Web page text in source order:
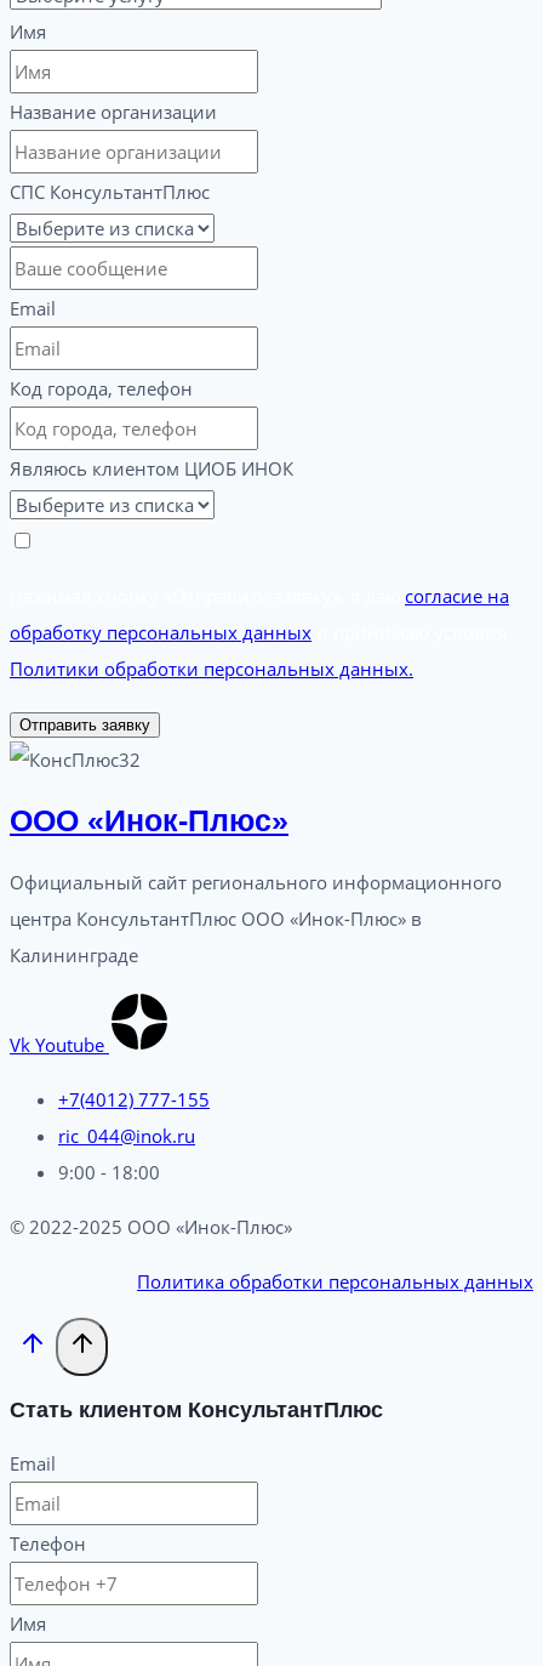
Имя
Название организации
СПС КонсультантПлюс
Email
Код города, телефон
Являюсь клиентом ЦИОБ ИНОК
согласие на
обработку персональных данных
Политики обработки персональных данных.
Отправить заявку
ООО «Инок-Плюс»
Официальный сайт регионального информационного
центра КонсультантПлюс ООО «Инок-Плюс» в
Калининграде
Vk Youtube
+7(4012) 777-155
ric_044@inok.ru
9:00 - 18:00
© 2022-2025 ООО «Инок-Плюс»
Политика обработки персональных данных
Стать клиентом КонсультантПлюс
Email
Телефон
Имя